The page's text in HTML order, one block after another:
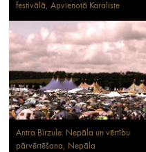
festivālā, Apvienotā Karaliste
Antra Birzule. Nepāla un vērtību
pārvērtēšana, Nepāla